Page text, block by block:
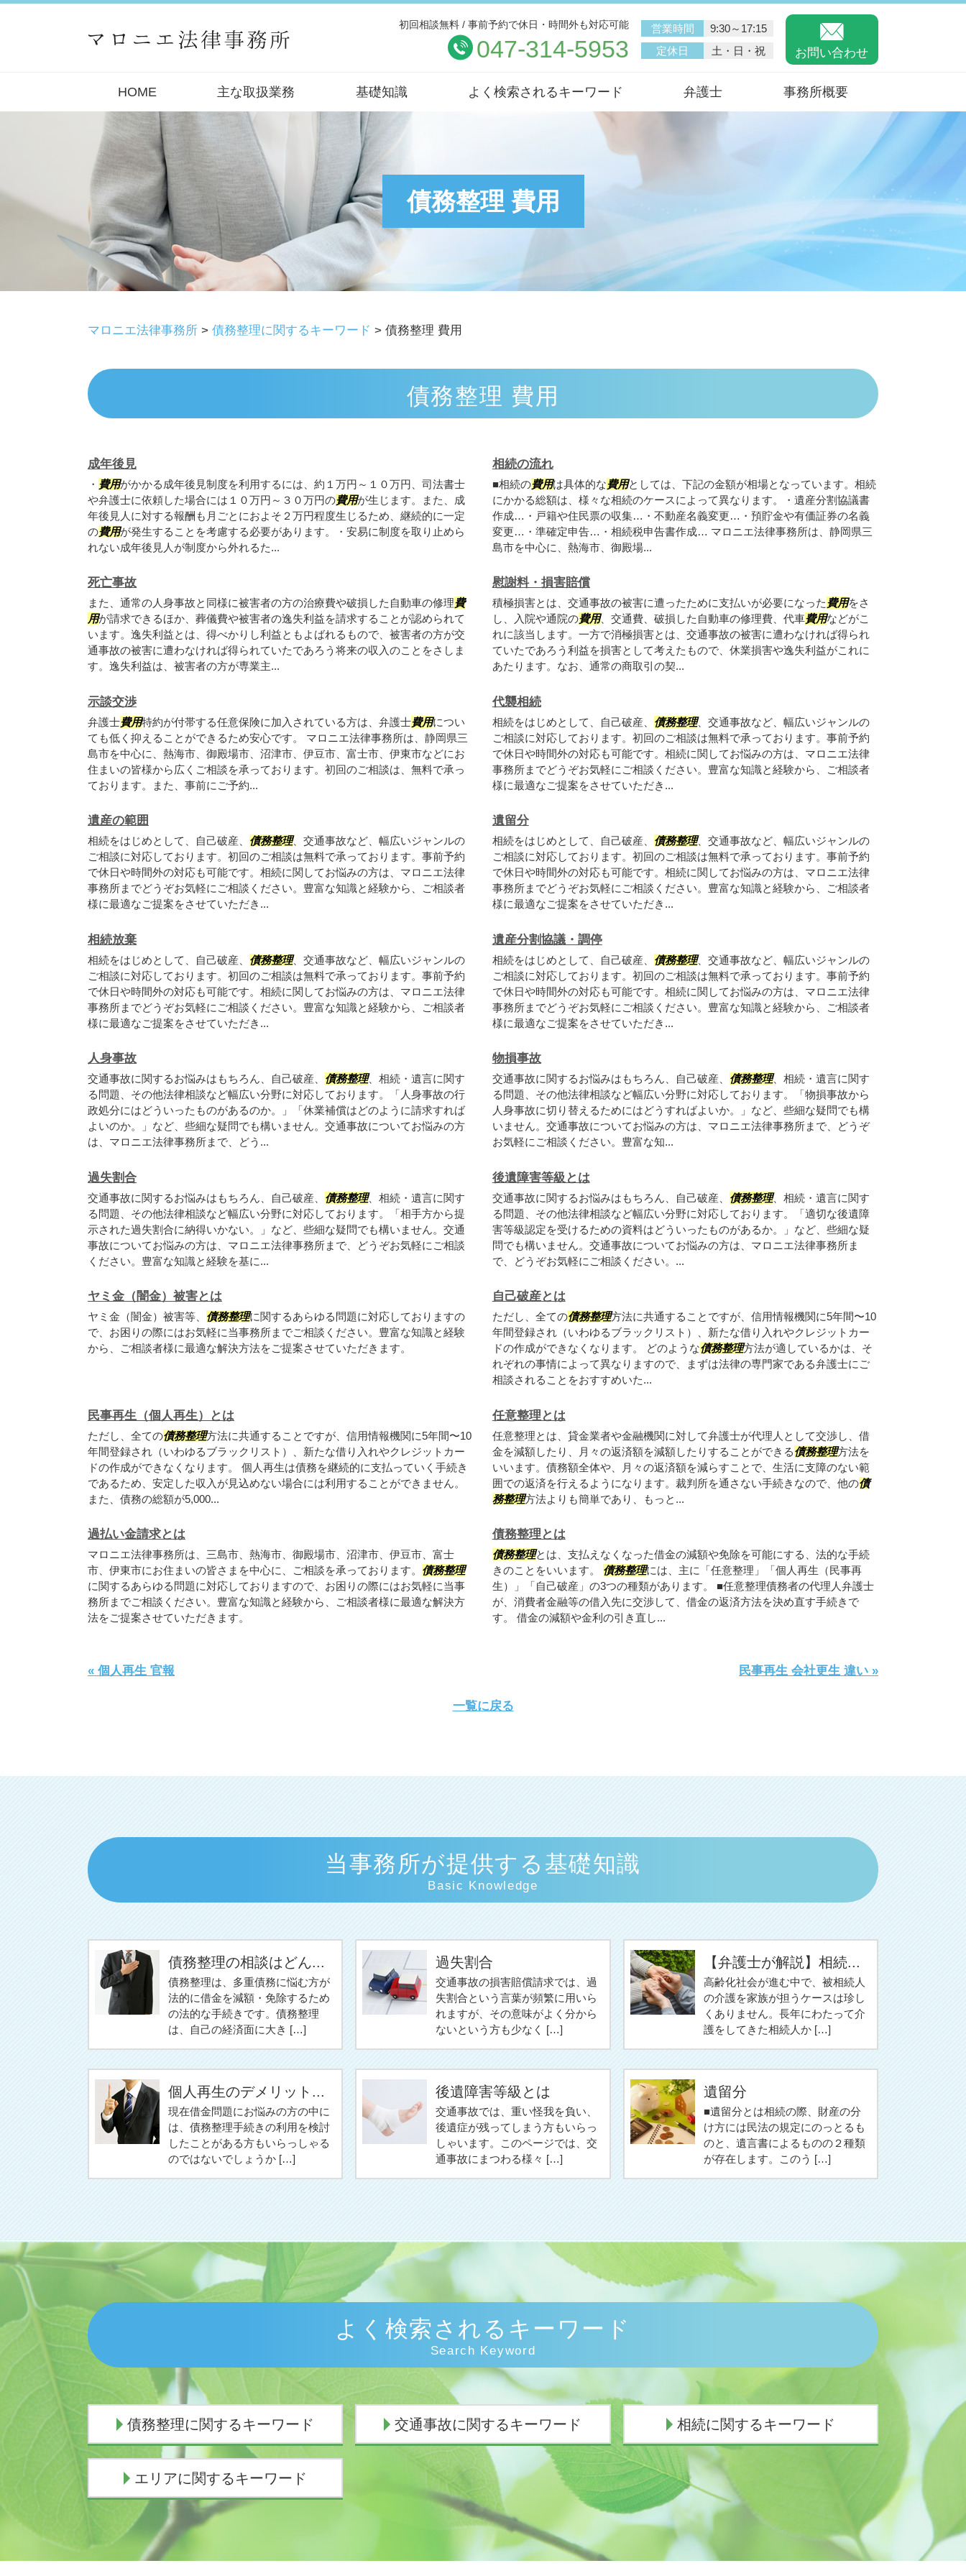
債務整理 費用
初回相談無料 / 事前予約で休日・時間外も対応可能
047-314-5953
営業時間
9:30～17:15
定休日
土・日・祝 お問い合わせ
HOME 主な取扱業務 基礎知識 よく検索されるキーワード 弁護士 事務所概要
マロニエ法律事務所 > 債務整理に関するキーワード > 債務整理 費用
債務整理 費用
成年後見
・ 費用がかかる成年後見制度を利用するには、約１万円～１０万円、司法書士
や弁護士に依頼した場合には１０万円～３０万円の費用が生じます。また、成
年後見人に対する報酬も月ごとにおよそ２万円程度生じるため、継続的に一定
の費用が発生することを考慮する必要があります。・安易に制度を取り止めら
れない成年後見人が制度から外れるた...
相続の流れ
■相続の費用は具体的な費用としては、下記の金額が相場となっています。相続
にかかる総額は、様々な相続のケースによって異なります。・遺産分割協議書
作成…・戸籍や住民票の収集…・不動産名義変更…・預貯金や有価証券の名義
変更…・準確定申告…・相続税申告書作成… マロニエ法律事務所は、静岡県三
島市を中心に、熱海市、御殿場...
死亡事故
また、通常の人身事故と同様に被害者の方の治療費や破損した自動車の修理費
用が請求できるほか、葬儀費や被害者の逸失利益を請求することが認められて
います。逸失利益とは、得べかりし利益ともよばれるもので、被害者の方が交
通事故の被害に遭わなければ得られていたであろう将来の収入のことをさしま
す。逸失利益は、被害者の方が専業主...
慰謝料・損害賠償
積極損害とは、交通事故の被害に遭ったために支払いが必要になった費用をさ
し、入院や通院の費用、交通費、破損した自動車の修理費、代車費用などがこ
れに該当します。一方で消極損害とは、交通事故の被害に遭わなければ得られ
ていたであろう利益を損害として考えたもので、休業損害や逸失利益がこれに
あたります。なお、通常の商取引の契...
示談交渉
弁護士費用特約が付帯する任意保険に加入されている方は、弁護士費用につい
ても低く抑えることができるため安心です。 マロニエ法律事務所は、静岡県三
島市を中心に、熱海市、御殿場市、沼津市、伊豆市、富士市、伊東市などにお
住まいの皆様から広くご相談を承っております。初回のご相談は、無料で承っ
ております。また、事前にご予約...
代襲相続
相続をはじめとして、自己破産、 債務整理、交通事故など、幅広いジャンルの
ご相談に対応しております。初回のご相談は無料で承っております。事前予約
で休日や時間外の対応も可能です。相続に関してお悩みの方は、マロニエ法律
事務所までどうぞお気軽にご相談ください。豊富な知識と経験から、ご相談者
様に最適なご提案をさせていただき...
遺産の範囲
相続をはじめとして、自己破産、 債務整理、交通事故など、幅広いジャンルの
ご相談に対応しております。初回のご相談は無料で承っております。事前予約
で休日や時間外の対応も可能です。相続に関してお悩みの方は、マロニエ法律
事務所までどうぞお気軽にご相談ください。豊富な知識と経験から、ご相談者
様に最適なご提案をさせていただき...
遺留分
相続をはじめとして、自己破産、 債務整理、交通事故など、幅広いジャンルの
ご相談に対応しております。初回のご相談は無料で承っております。事前予約
で休日や時間外の対応も可能です。相続に関してお悩みの方は、マロニエ法律
事務所までどうぞお気軽にご相談ください。豊富な知識と経験から、ご相談者
様に最適なご提案をさせていただき...
相続放棄
相続をはじめとして、自己破産、 債務整理、交通事故など、幅広いジャンルの
ご相談に対応しております。初回のご相談は無料で承っております。事前予約
で休日や時間外の対応も可能です。相続に関してお悩みの方は、マロニエ法律
事務所までどうぞお気軽にご相談ください。豊富な知識と経験から、ご相談者
様に最適なご提案をさせていただき...
遺産分割協議・調停
相続をはじめとして、自己破産、 債務整理、交通事故など、幅広いジャンルの
ご相談に対応しております。初回のご相談は無料で承っております。事前予約
で休日や時間外の対応も可能です。相続に関してお悩みの方は、マロニエ法律
事務所までどうぞお気軽にご相談ください。豊富な知識と経験から、ご相談者
様に最適なご提案をさせていただき...
人身事故
交通事故に関するお悩みはもちろん、自己破産、 債務整理、相続・遺言に関す
る問題、その他法律相談など幅広い分野に対応しております。「人身事故の行
政処分にはどういったものがあるのか。」「休業補償はどのように請求すれば
よいのか。」など、些細な疑問でも構いません。交通事故についてお悩みの方
は、マロニエ法律事務所まで、どう...
物損事故
交通事故に関するお悩みはもちろん、自己破産、 債務整理、相続・遺言に関す
る問題、その他法律相談など幅広い分野に対応しております。「物損事故から
人身事故に切り替えるためにはどうすればよいか。」など、些細な疑問でも構
いません。交通事故についてお悩みの方は、マロニエ法律事務所まで、どうぞ
お気軽にご相談ください。豊富な知...
過失割合
交通事故に関するお悩みはもちろん、自己破産、 債務整理、相続・遺言に関す
る問題、その他法律相談など幅広い分野に対応しております。「相手方から提
示された過失割合に納得いかない。」など、些細な疑問でも構いません。交通
事故についてお悩みの方は、マロニエ法律事務所まで、どうぞお気軽にご相談
ください。豊富な知識と経験を基に...
後遺障害等級とは
交通事故に関するお悩みはもちろん、自己破産、 債務整理、相続・遺言に関す
る問題、その他法律相談など幅広い分野に対応しております。「適切な後遺障
害等級認定を受けるための資料はどういったものがあるか。」など、些細な疑
問でも構いません。交通事故についてお悩みの方は、マロニエ法律事務所ま
で、どうぞお気軽にご相談ください。...
ヤミ金（闇金）被害とは
ヤミ金（闇金）被害等、 債務整理に関するあらゆる問題に対応しておりますの
で、お困りの際にはお気軽に当事務所までご相談ください。豊富な知識と経験
から、ご相談者様に最適な解決方法をご提案させていただきます。
自己破産とは
ただし、全ての債務整理方法に共通することですが、信用情報機関に5年間〜10
年間登録され（いわゆるブラックリスト）、新たな借り入れやクレジットカー
ドの作成ができなくなります。 どのような債務整理方法が適しているかは、そ
れぞれの事情によって異なりますので、まずは法律の専門家である弁護士にご
相談されることをおすすめいた...
民事再生（個人再生）とは
ただし、全ての債務整理方法に共通することですが、信用情報機関に5年間〜10
年間登録され（いわゆるブラックリスト）、新たな借り入れやクレジットカー
ドの作成ができなくなります。 個人再生は債務を継続的に支払っていく手続き
であるため、安定した収入が見込めない場合には利用することができません。
また、債務の総額が5,000...
任意整理とは
任意整理とは、貸金業者や金融機関に対して弁護士が代理人として交渉し、借
金を減額したり、月々の返済額を減額したりすることができる債務整理方法を
いいます。債務額全体や、月々の返済額を減らすことで、生活に支障のない範
囲での返済を行えるようになります。裁判所を通さない手続きなので、他の債
務整理方法よりも簡単であり、もっと...
過払い金請求とは
マロニエ法律事務所は、三島市、熱海市、御殿場市、沼津市、伊豆市、富士
市、伊東市にお住まいの皆さまを中心に、ご相談を承っております。 債務整理
に関するあらゆる問題に対応しておりますので、お困りの際にはお気軽に当事
務所までご相談ください。豊富な知識と経験から、ご相談者様に最適な解決方
法をご提案させていただきます。
債務整理とは
債務整理とは、支払えなくなった借金の減額や免除を可能にする、法的な手続
きのことをいいます。 債務整理には、主に「任意整理」「個人再生（民事再
生）」「自己破産」の3つの種類があります。 ■任意整理債務者の代理人弁護士
が、消費者金融等の借入先に交渉して、借金の返済方法を決め直す手続きで
す。 借金の減額や金利の引き直し...
« 個人再生 官報 民事再生 会社更生 違い »
一覧に戻る
当事務所が提供する基礎知識
Basic Knowledge
債務整理の相談はどん...
債務整理は、多重債務に悩む方が
法的に借金を減額・免除するため
の法的な手続きです。債務整理
は、自己の経済面に大き […]
過失割合
交通事故の損害賠償請求では、過
失割合という言葉が頻繁に用いら
れますが、その意味がよく分から
ないという方も少なく […]
【弁護士が解説】相続...
高齢化社会が進む中で、被相続人
の介護を家族が担うケースは珍し
くありません。長年にわたって介
護をしてきた相続人か […]
個人再生のデメリット...
現在借金問題にお悩みの方の中に
は、債務整理手続きの利用を検討
したことがある方もいらっしゃる
のではないでしょうか […]
後遺障害等級とは
交通事故では、重い怪我を負い、
後遺症が残ってしまう方もいらっ
しゃいます。このページでは、交
通事故にまつわる様々 […]
遺留分
■遺留分とは相続の際、財産の分
け方には民法の規定にのっとるも
のと、遺言書によるものの２種類
が存在します。このう […]
よく検索されるキーワード
Search Keyword
債務整理に関するキーワード
個人再生 バレる
自己破産 条件
任意整理 弁護士 選び方
債務整理 おすすめ
個人再生 手続き
交通事故に関するキーワード
人身事故 示談
示談交渉 意味
車 人身事故
交通事故 むちうち 慰謝料
相続に関するキーワード
独身の兄 相続
相続手続き 期限
代襲相続人 遺留分
代襲相続 民法
遺産相続 放棄
相続放棄 土地
エリアに関するキーワード
交通事故 弁護士 熱海市
債務整理 弁護士 三島市
債務整理 弁護士 伊東市